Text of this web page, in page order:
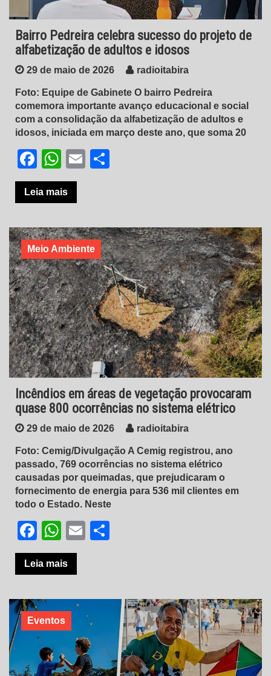
Bairro Pedreira celebra sucesso do projeto de
alfabetização de adultos e idosos
29 de maio de 2026 radioitabira
Foto: Equipe de Gabinete O bairro Pedreira
comemora importante avanço educacional e social
com a consolidação da alfabetização de adultos e
idosos, iniciada em março deste ano, que soma 20
Facebook
WhatsApp
Email
Leia mais
Meio Ambiente
Incêndios em áreas de vegetação provocaram
quase 800 ocorrências no sistema elétrico
29 de maio de 2026 radioitabira
Foto: Cemig/Divulgação A Cemig registrou, ano
passado, 769 ocorrências no sistema elétrico
causadas por queimadas, que prejudicaram o
fornecimento de energia para 536 mil clientes em
todo o Estado. Neste
Facebook
WhatsApp
Email
Leia mais
Eventos